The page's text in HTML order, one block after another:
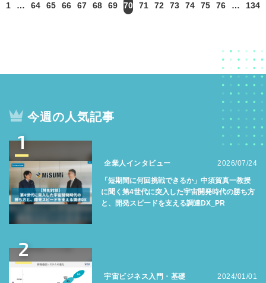
1 … 64 65 66 67 68 69 70 71 72 73 74 75 76 … 134
今週の人気記事
1
企業人インタビュー 2026/07/24
「短期間に何回挑戦できるか」中須賀真一教授
に聞く第4世代に突入した宇宙開発時代の勝ち方
と、開発スピードを支える調達DX_PR
2
宇宙ビジネス入門・基礎 2024/01/01